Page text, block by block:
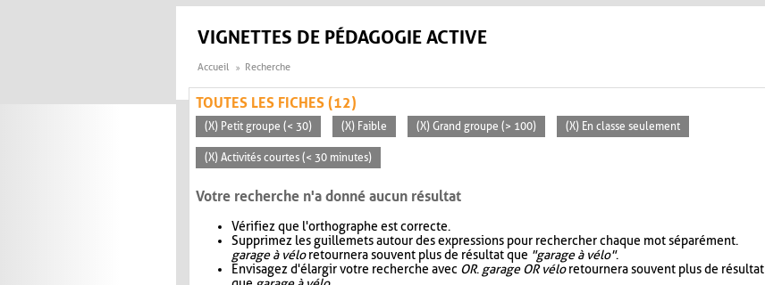
VIGNETTES DE PÉDAGOGIE ACTIVE
Accueil Recherche
TOUTES LES FICHES (12)
(X) Petit groupe (< 30) (X) Faible (X) Grand groupe (> 100) (X) En classe seulement
(X) Activités courtes (< 30 minutes)
Votre recherche n'a donné aucun résultat
Vérifiez que l'orthographe est correcte.
Supprimez les guillemets autour des expressions pour rechercher chaque mot séparément.
garage à véloretournera souvent plus de résultat que "garage à vélo".
Envisagez d'élargir votre recherche avec OR. garage OR véloretournera souvent plus de résultat